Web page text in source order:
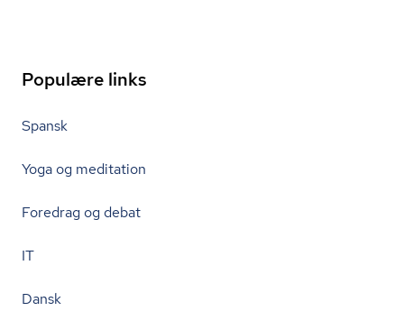
Populære links
Spansk
Yoga og meditation
Foredrag og debat
IT
Dansk